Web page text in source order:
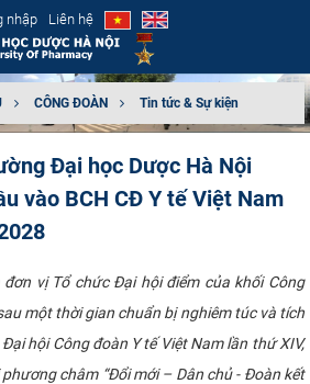
nhập Liên hệ
CÔNG ĐOÀN Tin tức & Sự kiện
Đại học Dược Hà Nội
vào BCH CĐ Y tế Việt Nam
vị Tổ chức Đại hội điểm của khối Công
một thời gian chuẩn bị nghiêm túc và tích
hội Công đoàn Y tế Việt Nam lần thứ XIV,
châm “Đổi mới – Dân chủ - Đoàn kết